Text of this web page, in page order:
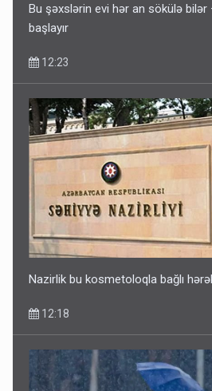
Bu şəxslərin evi hər an sökülə bilər
başlayır
12:23
Nazirlik bu kosmetoloqla bağlı
12:18